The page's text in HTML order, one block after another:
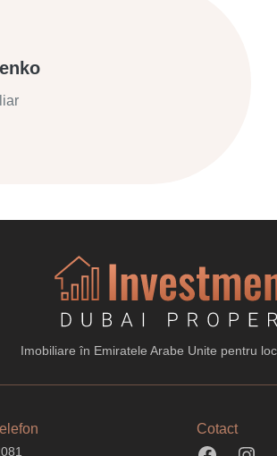
Imobiliare în Emiratele Arabe Unite pentru
Cotact